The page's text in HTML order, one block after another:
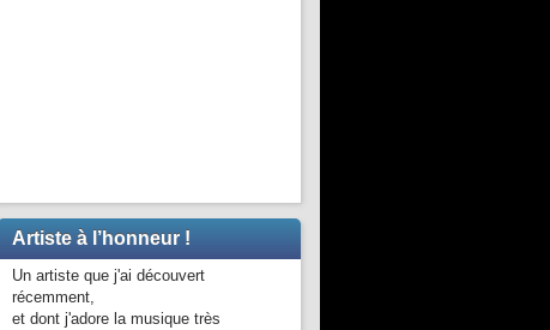
Artiste à l’honneur !
Un artiste que j'ai découvert
récemment,
et dont j'adore la musique très